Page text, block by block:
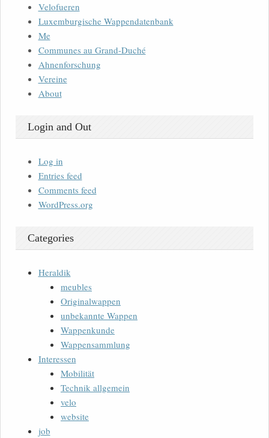
Velofueren
Luxemburgische Wappendatenbank
Me
Communes au Grand-Duché
Ahnenforschung
Vereine
About
Login and Out
Log in
Entries feed
Comments feed
WordPress.org
Categories
Heraldik
meubles
Originalwappen
unbekannte Wappen
Wappenkunde
Wappensammlung
Interessen
Mobilität
Technik allgemein
velo
website
job